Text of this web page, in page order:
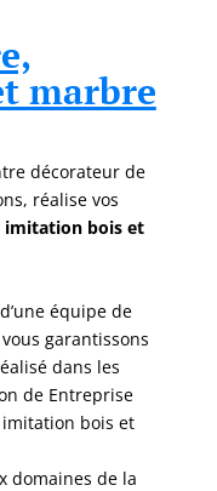
marbre
décorateur de
réalise vos
imitation bois et
équipe de
garantissons
dans les
de Entreprise
bois et
domaines de la